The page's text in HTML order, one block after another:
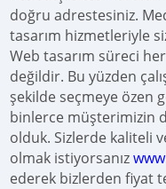
doğru adrestesiniz.
tasarım hizmetleriyle
Web tasarım süreci
değildir. Bu yüzden
şekilde seçmeye özen
binlerce müşterimizin
olduk. Sizlerde kaliteli
olmak istiyorsanız
ederek bizlerden fiyat